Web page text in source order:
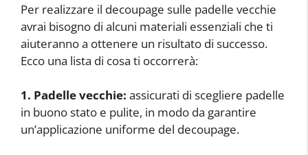
Per realizzare il decoupage sulle padelle vecchie
avrai bisogno di alcuni materiali essenziali che ti
aiuteranno a ottenere un risultato di successo.
Ecco una lista di cosa ti occorrerà:
1. Padelle vecchie: assicurati di scegliere padelle
in buono stato e pulite, in modo da garantire
un’applicazione uniforme del decoupage.